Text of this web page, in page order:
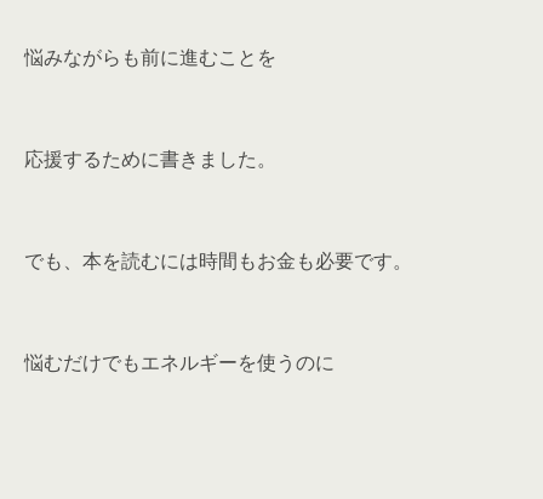
悩みながらも前に進むことを
応援するために書きました。
でも、本を読むには時間もお金も必要です。
悩むだけでもエネルギーを使うのに